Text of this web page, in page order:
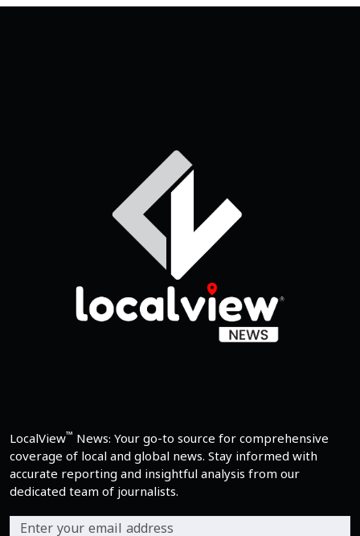
LocalView™ News: Your go-to source for comprehensive
coverage of local and global news. Stay informed with
accurate reporting and insightful analysis from our
dedicated team of journalists.